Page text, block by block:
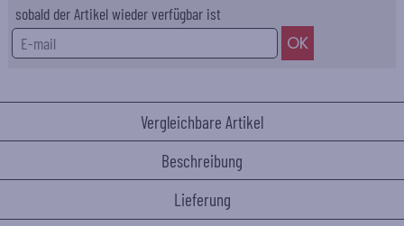
sobald der Artikel wieder verfügbar ist
Vergleichbare Artikel
Beschreibung
Lieferung